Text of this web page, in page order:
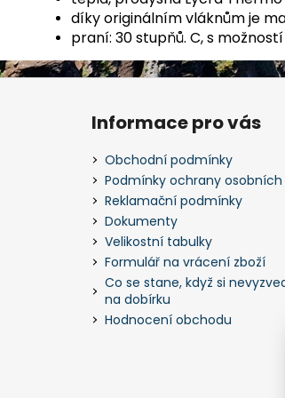
díky originálním vláknům je
praní: 30 stupňů. C, s
Z
Informace pro vás
Obchodní podmínky
Podmínky ochrany osobních
Reklamační podmínky
Dokumenty
Velikostní tabulky
Formulář na vrácení zboží
Co se stane, když si
na dobírku
Hodnocení obchodu